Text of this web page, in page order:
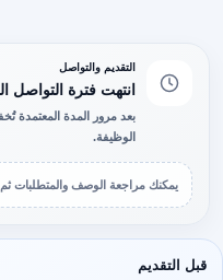
التقديم والتواصل
انتهت فترة التواصل
بعد مرور المدة المعتمدة
الوظيفة.
يمكنك مراجعة الوصف والمتطلبات ثم
قبل التقديم